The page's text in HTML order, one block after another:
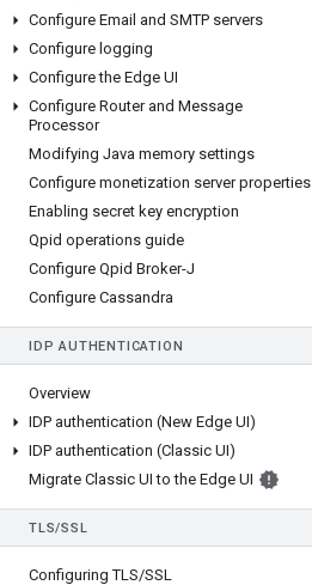
Configure Email and SMTP servers
Configure logging
Configure the Edge UI
Configure Router and Message
Processor
Modifying Java memory settings
Configure monetization server properties
Enabling secret key encryption
Qpid operations guide
Configure Qpid Broker-J
Configure Cassandra
IDP AUTHENTICATION
Overview
IDP authentication (New Edge UI)
IDP authentication (Classic UI)
Migrate Classic UI to the Edge UI
TLS/SSL
Configuring TLS/SSL